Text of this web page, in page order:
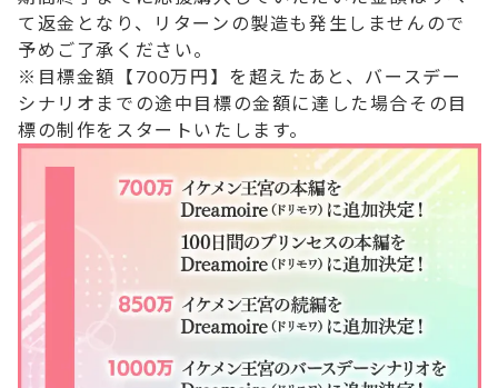
て返金となり、リターンの製造も発生しませんので
予めご了承ください。
※目標金額【700万円】を超えたあと、バースデー
シナリオまでの途中目標の金額に達した場合その目
標の制作をスタートいたします。